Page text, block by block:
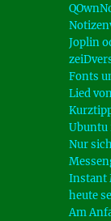
Joplin
Fonts
Lied
Ubuntu
Nur
Instant
heute
Am